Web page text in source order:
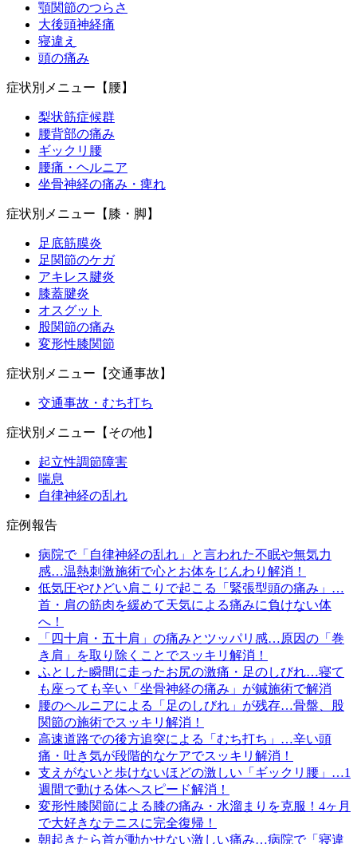
顎関節のつらさ
大後頭神経痛
寝違え
頭の痛み
症状別メニュー【腰】
梨状筋症候群
腰背部の痛み
ギックリ腰
腰痛・ヘルニア
坐骨神経の痛み・痺れ
症状別メニュー【膝・脚】
足底筋膜炎
足関節のケガ
アキレス腱炎
膝蓋腱炎
オスグット
股関節の痛み
変形性膝関節
症状別メニュー【交通事故】
交通事故・むち打ち
症状別メニュー【その他】
起立性調節障害
喘息
自律神経の乱れ
症例報告
病院で「自律神経の乱れ」と言われた不眠や無気力
感…温熱刺激施術で心とお体をじんわり解消！
低気圧やひどい肩こりで起こる「緊張型頭の痛み」…
首・肩の筋肉を緩めて天気による痛みに負けない体
へ！
「四十肩・五十肩」の痛みとツッパリ感…原因の「巻
き肩」を取り除くことでスッキリ解消！
ふとした瞬間に走ったお尻の激痛・足のしびれ…寝て
も座っても辛い「坐骨神経の痛み」が鍼施術で解消
腰のヘルニアによる「足のしびれ」が残存…骨盤、股
関節の施術でスッキリ解消！
高速道路での後方追突による「むち打ち」…辛い頭
痛・吐き気が段階的なケアでスッキリ解消！
支えがないと歩けないほどの激しい「ギックリ腰」…1
週間で動ける体へスピード解消！
変形性膝関節による膝の痛み・水溜まりを克服！4ヶ月
で大好きなテニスに完全復帰！
朝起きたら首が動かせない激しい痛み…病院で「寝違